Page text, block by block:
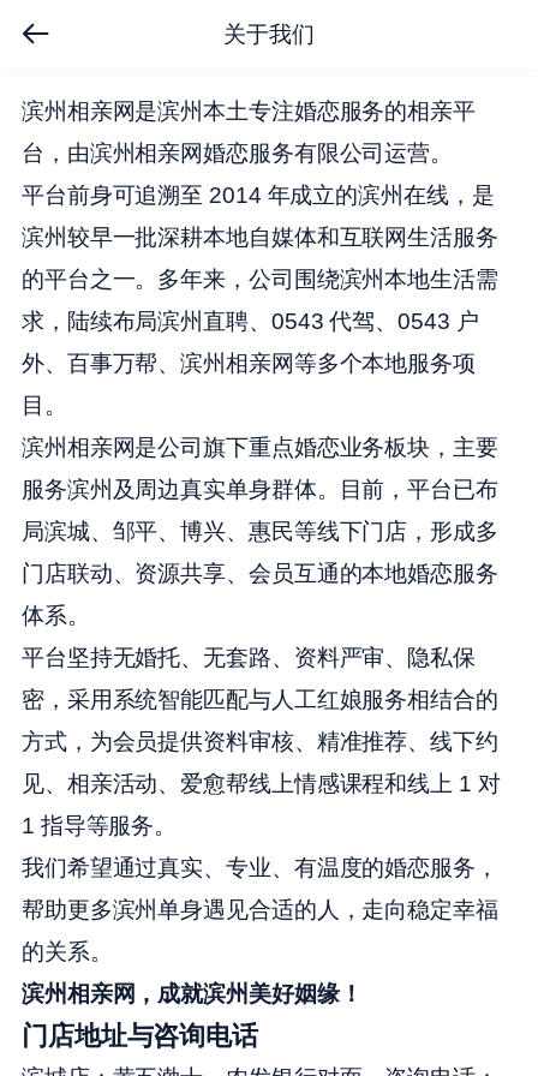
关于我们
滨州相亲网是滨州本土专注婚恋服务的相亲平
台，由滨州相亲网婚恋服务有限公司运营。
平台前身可追溯至 2014 年成立的滨州在线，是
滨州较早一批深耕本地自媒体和互联网生活服务
的平台之一。多年来，公司围绕滨州本地生活需
求，陆续布局滨州直聘、0543 代驾、0543 户
外、百事万帮、滨州相亲网等多个本地服务项
目。
滨州相亲网是公司旗下重点婚恋业务板块，主要
服务滨州及周边真实单身群体。目前，平台已布
局滨城、邹平、博兴、惠民等线下门店，形成多
门店联动、资源共享、会员互通的本地婚恋服务
体系。
平台坚持无婚托、无套路、资料严审、隐私保
密，采用系统智能匹配与人工红娘服务相结合的
方式，为会员提供资料审核、精准推荐、线下约
见、相亲活动、爱愈帮线上情感课程和线上 1 对
1 指导等服务。
我们希望通过真实、专业、有温度的婚恋服务，
帮助更多滨州单身遇见合适的人，走向稳定幸福
的关系。
滨州相亲网，成就滨州美好姻缘！
门店地址与咨询电话